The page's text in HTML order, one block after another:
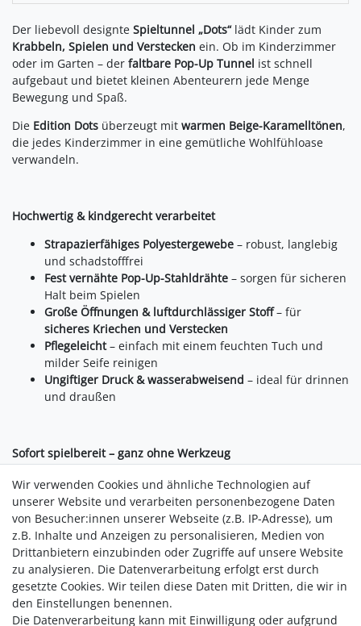
Der liebevoll designte Spieltunnel „Dots“lädt Kinder zum
Krabbeln, Spielen und Verstecken ein. Ob im Kinderzimmer
oder im Garten – der faltbare Pop-Up Tunnel ist schnell
aufgebaut und bietet kleinen Abenteurern jede Menge
Bewegung und Spaß.
Die Edition Dots überzeugt mit warmen Beige-Karamelltönen,
die jedes Kinderzimmer in eine gemütliche Wohlfühloase
verwandeln.
Hochwertig & kindgerecht verarbeitet
Strapazierfähiges Polyestergewebe – robust, langlebig
und schadstofffrei
Fest vernähte Pop-Up-Stahldrähte – sorgen für sicheren
Halt beim Spielen
Große Öffnungen & luftdurchlässiger Stoff– für
sicheres Kriechen und Verstecken
Pflegeleicht– einfach mit einem feuchten Tuch und
milder Seife reinigen
Ungiftiger Druck & wasserabweisend – ideal für drinnen
und draußen
Sofort spielbereit – ganz ohne Werkzeug
Faltbares Pop-Up System– in wenigen Sekunden
aufgebaut
Kompakt verstaubar– ideal auch für unterwegs oder
bei wenig Stauraum
Erweiterbar– kann mit passendem Spielzelt kombiniert
werden
Wir verwenden Cookies und ähnliche Technologien auf
unserer Website und verarbeiten personenbezogene Daten
von Besucher:innen unserer Webseite (z.B. IP-Adresse), um
z.B. Inhalte und Anzeigen zu personalisieren, Medien von
Drittanbietern einzubinden oder Zugriffe auf unsere Website
zu analysieren. Die Datenverarbeitung erfolgt erst durch
gesetzte Cookies. Wir teilen diese Daten mit Dritten, die wir in
den Einstellungen benennen.
Die Datenverarbeitung kann mit Einwilligung oder aufgrund